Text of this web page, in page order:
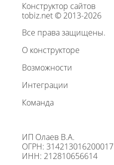
Конструктор сайтов
tobiz.net © 2013-2026
Все права защищены.
О конструкторе
Возможности
Интеграции
Команда
ИП Олаев В.А.
ОГРН: 314213016200017
ИНН: 212810656614